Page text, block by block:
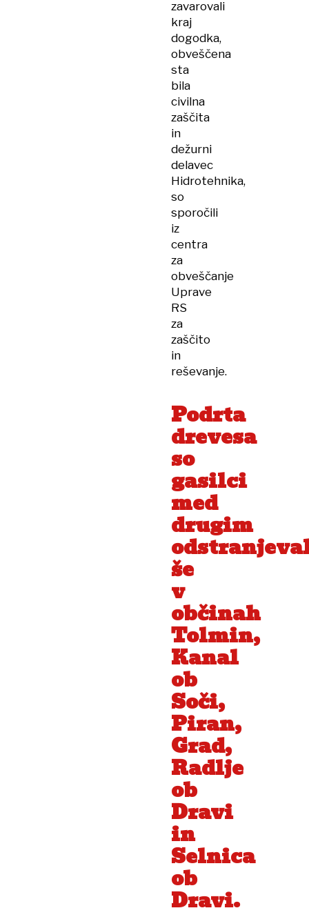
zavarovali
kraj
dogodka,
obveščena
sta
bila
civilna
zaščita
in
dežurni
delavec
Hidrotehnika,
so
sporočili
iz
centra
za
obveščanje
Uprave
RS
za
zaščito
in
reševanje.
Podrta
drevesa
so
gasilci
med
drugim
še
v
občinah
Tolmin,
Kanal
ob
Soči,
Piran,
Grad,
Radlje
ob
Dravi
in
Selnica
ob
Dravi.